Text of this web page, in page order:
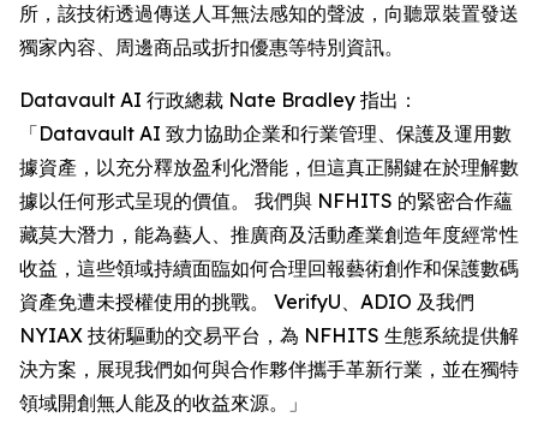
所，該技術透過傳送人耳無法感知的聲波，向聽眾裝置發送
獨家內容、周邊商品或折扣優惠等特別資訊。
Datavault AI 行政總裁 Nate Bradley 指出：
「Datavault AI 致力協助企業和行業管理、保護及運用數
據資產，以充分釋放盈利化潛能，但這真正關鍵在於理解數
據以任何形式呈現的價值。 我們與 NFHITS 的緊密合作蘊
藏莫大潛力，能為藝人、推廣商及活動產業創造年度經常性
收益，這些領域持續面臨如何合理回報藝術創作和保護數碼
資產免遭未授權使用的挑戰。 VerifyU、ADIO 及我們
NYIAX 技術驅動的交易平台，為 NFHITS 生態系統提供解
決方案，展現我們如何與合作夥伴攜手革新行業，並在獨特
領域開創無人能及的收益來源。」